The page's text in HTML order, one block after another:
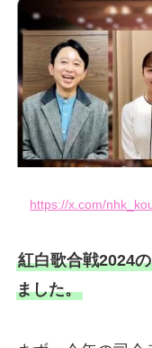
https://x.com/
紅白歌合戦2024
ました。